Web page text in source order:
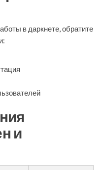
в даркнете, обратите
и